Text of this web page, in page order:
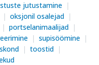
jutustamine
oksjonil osalejad
portselanimaalijad
supisöömine
toostid